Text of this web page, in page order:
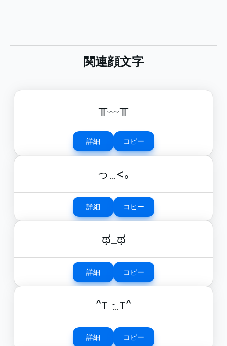
関連顔文字
╥﹏╥
詳細 コピー
っ ̫ <｡
詳細 コピー
ಥ_ಥ
詳細 コピー
^т ·̫ т^
詳細 コピー